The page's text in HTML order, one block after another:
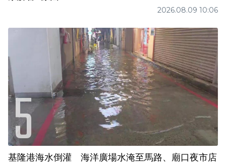
2026.08.09 10:06
基隆港海水倒灌 海洋廣場水淹至馬路、廟口夜市店